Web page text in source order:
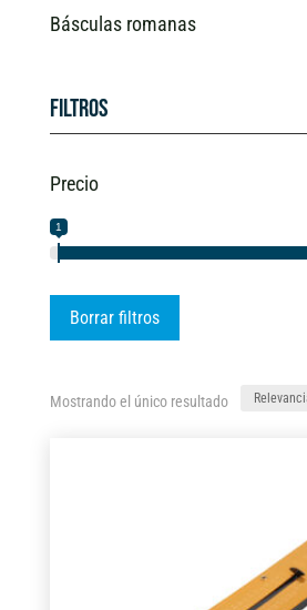
Básculas romanas
Filtros
Precio
1
Borrar filtros
Mostrando el único resultado